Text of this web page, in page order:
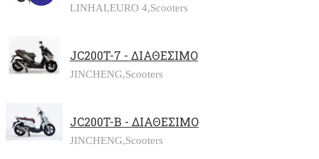
LINHAI,EURO 4,Scooters
JC200T-7 - ΔΙΑΘΕΣΙΜΟ
JINCHENG,Scooters
JC200T-B - ΔΙΑΘΕΣΙΜΟ
JINCHENG,Scooters